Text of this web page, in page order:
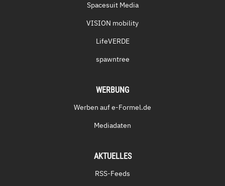
Spacesuit Media
VISION mobility
LifeVERDE
spawntree
WERBUNG
Werben auf e-Formel.de
Mediadaten
AKTUELLES
RSS-Feeds